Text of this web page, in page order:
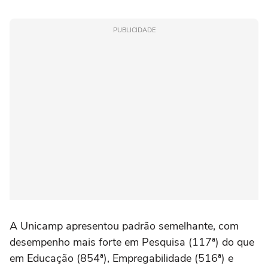
PUBLICIDADE
A Unicamp apresentou padrão semelhante, com
desempenho mais forte em Pesquisa (117ª) do que
em Educação (854ª), Empregabilidade (516ª) e